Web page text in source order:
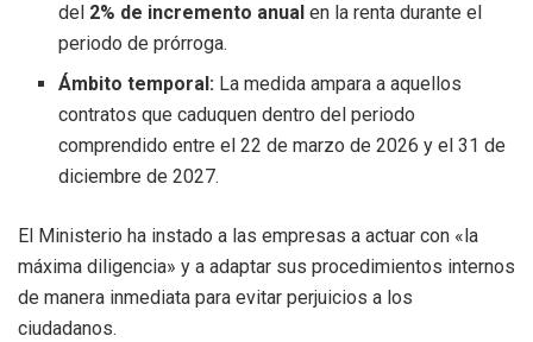
del 2% de incremento anual en la renta durante el
periodo de prórroga.
Ámbito temporal: La medida ampara a aquellos
contratos que caduquen dentro del periodo
comprendido entre el 22 de marzo de 2026 y el 31 de
diciembre de 2027.
El Ministerio ha instado a las empresas a actuar con «la
máxima diligencia» y a adaptar sus procedimientos internos
de manera inmediata para evitar perjuicios a los
ciudadanos.